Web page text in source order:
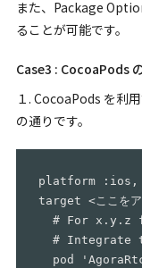
また、Package
ることが可能です。
Case3 : CocoaPods
１. CocoaPods を利
の通りです。
platform
target <ここをア
# For x.y.z
# Integrate
pod